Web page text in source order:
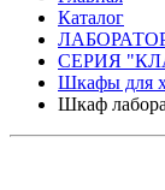
Каталог
СЕРИЯ
Шкафы для
Шкаф